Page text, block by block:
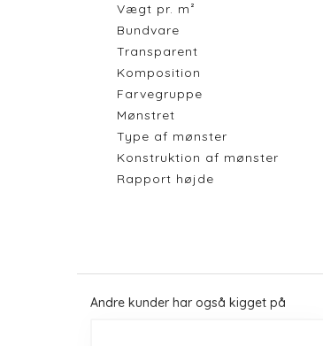
Vægt pr. m²
Bundvare
Transparent
Komposition
Farvegruppe
Mønstret
Type af mønster
Konstruktion af mønster
Rapport højde
Andre kunder har også kigget på